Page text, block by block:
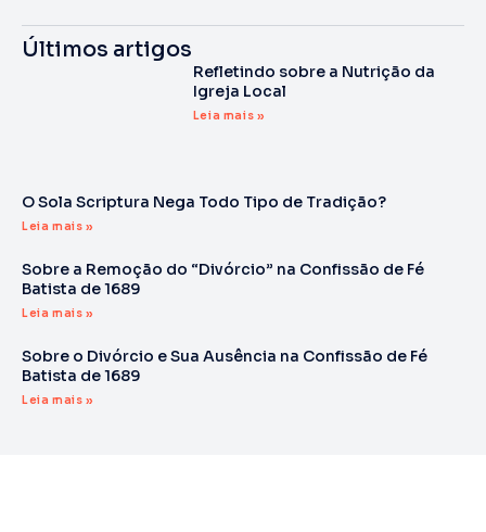
Últimos artigos
Refletindo sobre a Nutrição da
Igreja Local
Leia mais »
O Sola Scriptura Nega Todo Tipo de Tradição?
Leia mais »
Sobre a Remoção do “Divórcio” na Confissão de Fé
Batista de 1689
Leia mais »
Sobre o Divórcio e Sua Ausência na Confissão de Fé
Batista de 1689
Leia mais »